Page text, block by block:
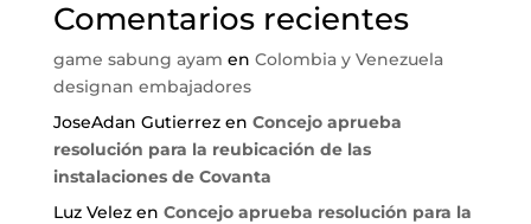
Comentarios recientes
game sabung ayam en Colombia y Venezuela
designan embajadores
JoseAdan Gutierrezen Concejo aprueba
resolución para la reubicación de las
instalaciones de Covanta
Luz Velezen Concejo aprueba resolución para la